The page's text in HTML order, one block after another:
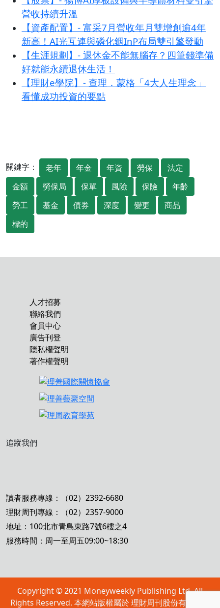
營收持續升溫
【資產配置】- 富采7月營收年月雙增創逾4年
新高！AI光互連與磷化銦InP布局雙引擎發動
【生涯規劃】- 退休金不能無腦存？四筆錢準備
好就能永續退休生活！
【理財e學院】- 查理．蒙格「4大人生理念」
看懂成功投資的要點
關鍵字： 老年 年金 年資 勞保
法定
金額
勞保局 保單 風險 保險
年齡
勞工
基金 債券 深度 變更
商品
標的
人才招募
聯絡我們
會員中心
廣告刊登
隱私權聲明
著作權聲明
追蹤我們
讀者服務專線：（02）2392-6680
理財周刊專線：（02）2357-9000
地址：100北市青島東路7號6樓之4
服務時間：周一至周五09:00~18:30
Copyright © 2021 Moneyweekly Publishing Ltd. All
Rights Reserved. 本網站版權屬於 理財周刊股份有限公司